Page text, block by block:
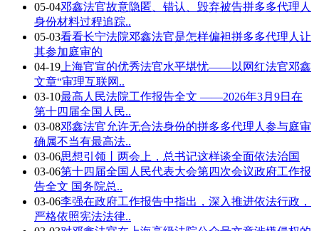
05-04邓鑫法官故意隐匿、错认、毁弃被告拼多多代理人
身份材料过程追踪..
05-03看看长宁法院邓鑫法官是怎样偏袒拼多多代理人让
其参加庭审的
04-19 上海官宣的优秀法官水平堪忧——以网红法官邓鑫
文章“审理互联网..
03-10最高人民法院工作报告全文 ——2026年3月9日在
第十四届全国人民..
03-08邓鑫法官允许无合法身份的拼多多代理人参与庭审
确属不当有最高法..
03-06思想引领丨两会上，总书记这样谈全面依法治国
03-06第十四届全国人民代表大会第四次会议政府工作报
告全文 国务院总..
03-06李强在政府工作报告中指出，深入推进依法行政，
严格依照宪法法律..